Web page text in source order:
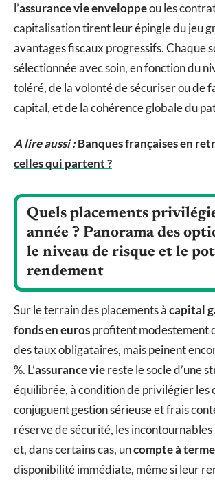
l’assurance vie enveloppeou les
capitalisation tirent leur épingle du jeu
avantages fiscaux progressifs. Chaque
sélectionnée avec soin, en fonction du
toléré, de la volonté de sécuriser ou de
capital, et de la cohérence globale du
A lire aussi :Banques françaises en
celles qui partent ?
Quels placements
année ? Panorama des
le niveau de risque et le
rendement
Sur le terrain des placements àcapital
fonds en eurosprofitent modestement
des taux obligataires, mais peinent
%. L’assurance viereste le socle d’une
équilibrée, à condition de privilégier les
conjuguent gestion sérieuse et frais
réserve de sécurité, les incontournables
et, dans certains cas, uncompte à terme
disponibilité immédiate, même si leur